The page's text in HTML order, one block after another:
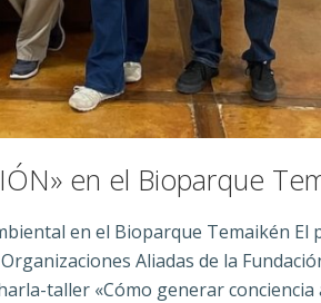
en el Bioparque
en el Bioparque Temaikén El
Aliadas de la
taller «Cómo generar conciencia